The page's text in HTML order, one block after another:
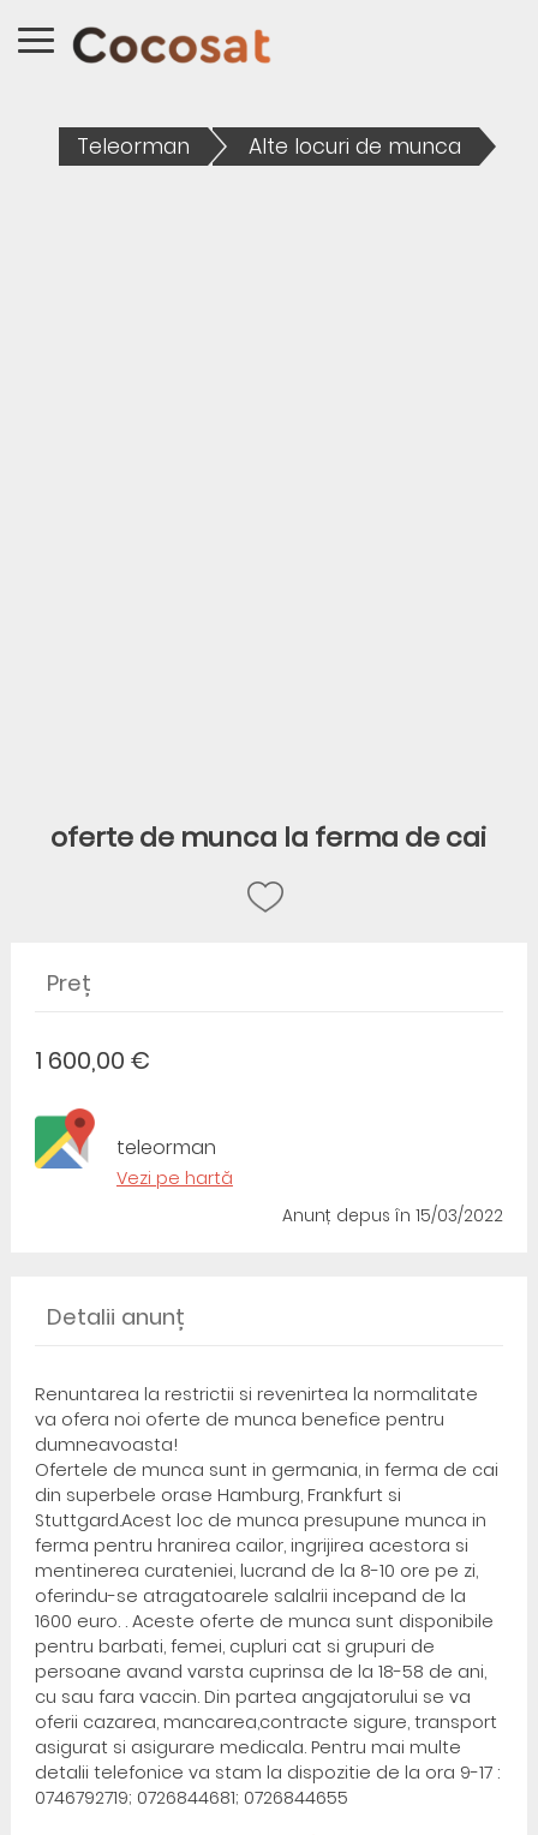
Teleorman Alte locuri de munca
oferte de munca la ferma de cai
Preț
1 600,00 €
teleorman
Vezi pe hartă
Anunț depusîn 15/03/2022
Detalii anunț
Renuntarea la restrictii si revenirtea la normalitate
va ofera noi oferte de munca benefice pentru
dumneavoasta!
Ofertele de munca sunt in germania, in ferma de cai
din superbele orase Hamburg, Frankfurt si
Stuttgard.Acest loc de munca presupune munca in
ferma pentru hranirea cailor, ingrijirea acestora si
mentinerea curateniei, lucrand de la 8-10 ore pe zi,
oferindu-se atragatoarele salalrii incepand de la
1600 euro. . Aceste oferte de munca sunt disponibile
pentru barbati, femei, cupluri cat si grupuri de
persoane avand varsta cuprinsa de la 18-58 de ani,
cu sau fara vaccin. Din partea angajatorului se va
oferii cazarea, mancarea,contracte sigure, transport
asigurat si asigurare medicala. Pentru mai multe
detalii telefonice va stam la dispozitie de la ora 9-17 :
0746792719; 0726844681; 0726844655